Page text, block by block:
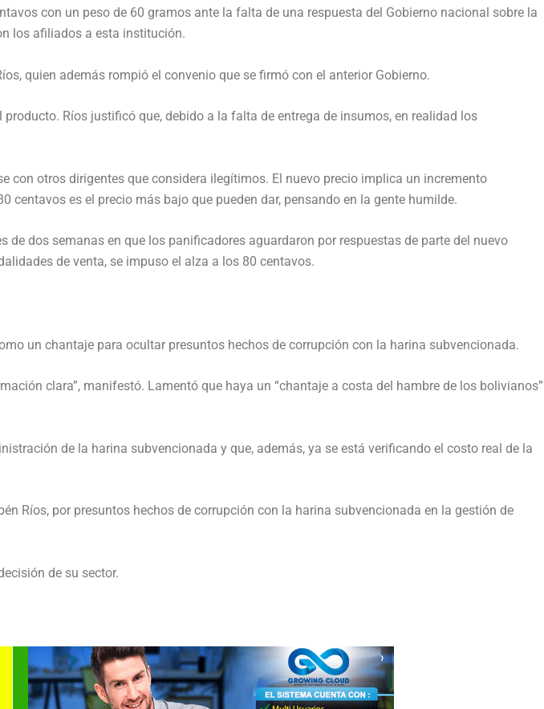
con un peso de 60 gramos ante la falta de una respuesta del Gobierno nacional sobre la
los afiliados a esta institución.
quien además rompió el convenio que se firmó con el anterior Gobierno.
Ríos justificó que, debido a la falta de entrega de insumos, en realidad los
con otros dirigentes que considera ilegítimos. El nuevo precio implica un incremento
es el precio más bajo que pueden dar, pensando en la gente humilde.
dos semanas en que los panificadores aguardaron por respuestas de parte del nuevo
de venta, se impuso el alza a los 80 centavos.
un chantaje para ocultar presuntos hechos de corrupción con la harina subvencionada.
clara”, manifestó. Lamentó que haya un “chantaje a costa del hambre de los bolivianos”
de la harina subvencionada y que, además, ya se está verificando el costo real de la
Ríos, por presuntos hechos de corrupción con la harina subvencionada en la gestión de
de su sector.